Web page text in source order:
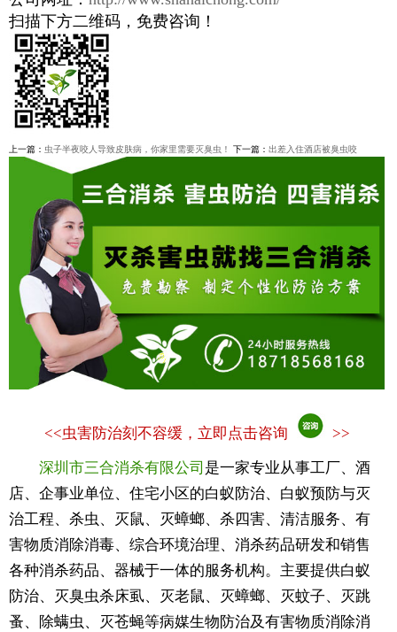
扫描下方二维码，免费咨询！
上一篇： 虫子半夜咬人导致皮肤病，你家里需要灭臭虫！ 下一篇： 出差入住酒店被臭虫咬
<<虫害防治刻不容缓，立即点击咨询 >>
深圳市三合消杀有限公司 是一家专业从事工厂、酒
店、企事业单位、住宅小区的白蚁防治、白蚁预防与灭
治工程、杀虫、灭鼠、灭蟑螂、杀四害、清洁服务、有
害物质消除消毒、综合环境治理、消杀药品研发和销售
各种消杀药品、器械于一体的服务机构。主要提供白蚁
防治、灭臭虫杀床虱、灭老鼠、灭蟑螂、灭蚊子、灭跳
蚤、除螨虫、灭苍蝇等病媒生物防治及有害物质消除消